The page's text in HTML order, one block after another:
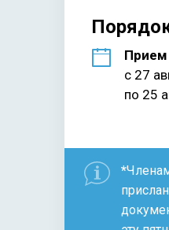
Прием
с 27
по 25
*